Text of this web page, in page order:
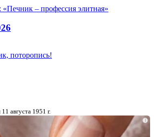
– профессия элитная»
поторопись!
августа 1951 г.
i